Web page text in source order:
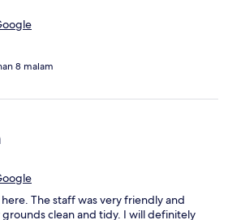
8 malam
The staff was very friendly and
clean and tidy. I will definitely